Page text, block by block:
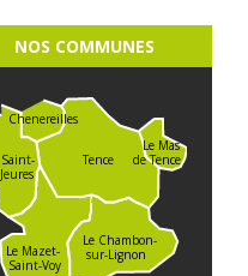
NOS COMMUNES
Le Chambon-
sur-Lignon
Le Mazet-
Saint-Voy
Tence
Chenereilles
Saint-
Jeures
Le Mas
de Tence